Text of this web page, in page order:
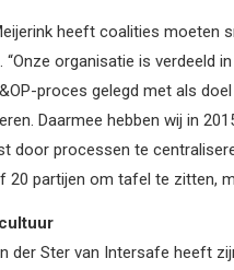
heeft coalities moeten
“Onze organisatie is verdeeld
proces gelegd met als
Daarmee hebben wij in
door processen te
20 partijen om tafel te zitten,
der Ster van Intersafe heeft